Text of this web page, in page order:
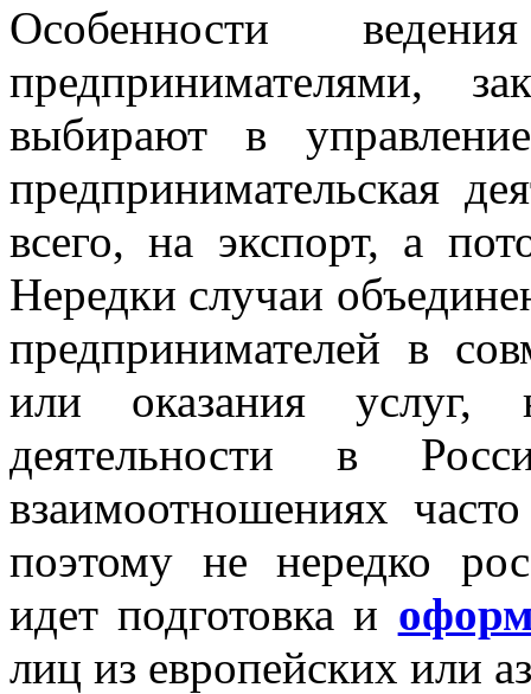
Особенности
предпринимателями,
выбирают в
предпринимательская
всего, на экспорт, а
Нередки случаи
предпринимателей в
или оказания услуг,
деятельности в
взаимоотношениях
поэтому не нередко
идет подготовка и
лиц из европейских или